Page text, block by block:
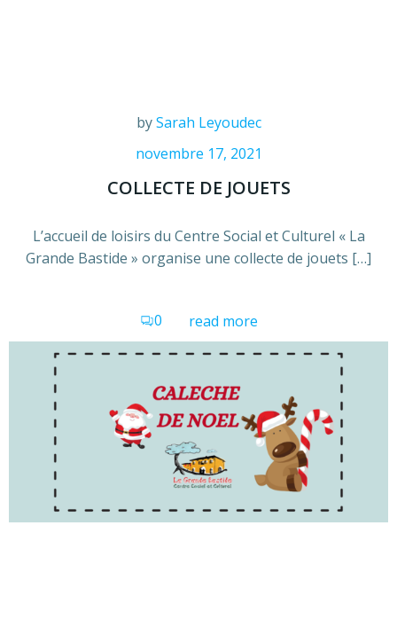
bySarah Leyoudec
novembre 17, 2021
COLLECTE DE JOUETS
L’accueil de loisirs du Centre Social et Culturel « La
Grande Bastide » organise une collecte de jouets […]
0 read more